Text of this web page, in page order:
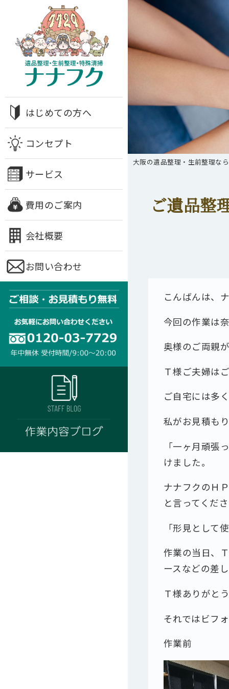
はじめての方へ
コンセプト
サービス
費用のご案内
会社概要
お問い合わせ
大阪の遺品整理・生前整理な
ご遺品整
こんばんは、
今回の作業は
奥様のご両親
Ｔ様ご夫婦は
ご自宅には多
私がお見積も
「一ヶ月頑張
けました。
ナナフクのＨ
と言ってくだ
「形見として
作業の当日、
ースなどの差
Ｔ様ありがと
それではビフ
作業前